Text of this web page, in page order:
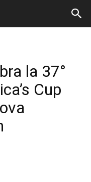
la 37°
Cup